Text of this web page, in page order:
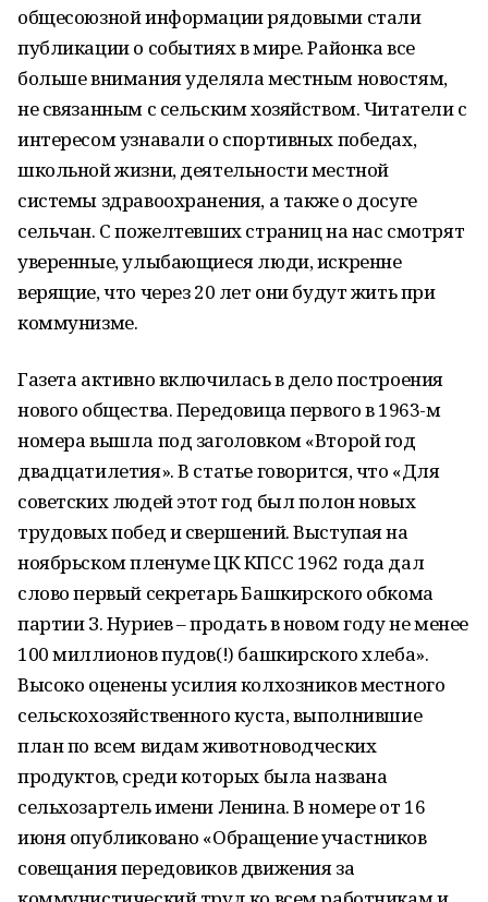
общесоюзной информации рядовыми стали
публикации о событиях в мире. Районка все
больше внимания уделяла местным новостям,
не связанным с сельским хозяйством. Читатели с
интересом узнавали о спортивных победах,
школьной жизни, деятельности местной
системы здравоохранения, а также о досуге
сельчан. С пожелтевших страниц на нас смотрят
уверенные, улыбающиеся люди, искренне
верящие, что через 20 лет они будут жить при
коммунизме.
Газета активно включилась в дело построения
нового общества. Передовица первого в 1963-м
номера вышла под заголовком «Второй год
двадцатилетия». В статье говорится, что «Для
советских людей этот год был полон новых
трудовых побед и свершений. Выступая на
ноябрьском пленуме ЦК КПСС 1962 года дал
слово первый секретарь Башкирского обкома
партии З. Нуриев – продать в новом году не менее
100 миллионов пудов(!) башкирского хлеба».
Высоко оценены усилия колхозников местного
сельскохозяйственного куста, выполнившие
план по всем видам животноводческих
продуктов, среди которых была названа
сельхозартель имени Ленина. В номере от 16
июня опубликовано «Обращение участников
совещания передовиков движения за